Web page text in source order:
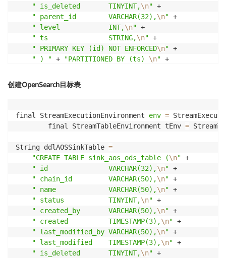
" is_deleted       TINYINT,\n" +
" parent_id        VARCHAR(32),\n" +
" level            INT,\n" +
" ts               STRING,\n" +
" PRIMARY KEY (id) NOT ENFORCED\n" +
" ) " + "PARTITIONED BY (ts) \n" +
"     'connector' = 'hudi',
"     'write.tasks' = '1',
"     'table.type' = 'COPY_ON_WRITE',
+
"     'write.bucket_assign.tasks' = '1', \n
"     'hoodie.parquet.small.file.limit' =
"     'write.operation' = 'upsert',
\n
"     'changelog.enabled' = 'true',
"     'hive_sync.enable' = 'true',
"     'hive_sync.db' = 'database',
"     'hive_sync.table' = 'table',
"     'hive_sync.mode' = 'HMS', \n "
"     'hive_sync.use_jdbc' = 'false',
"     'hive_sync.username' = 'hadoop'
" )"
tEnv.executeSql
( ddlSinkV2PatientSourceType
创建OpenSearch目标表
final StreamExecutionEnvironment env =
		final StreamTableEnvironment tEnv
=
String ddlAOSSinkTable =
"CREATE TABLE sink_aos_ods_table (\n" +
" id               VARCHAR(32),\n" +
" chain_id         VARCHAR(50),\n" +
" name             VARCHAR(50),\n" +
" status           TINYINT,\n" +
" created_by       VARCHAR(50),\n" +
" created          TIMESTAMP(3),\n" +
" last_modified_by VARCHAR(50),\n" +
" last_modified    TIMESTAMP(3),\n" +
" is_deleted       TINYINT,\n" +